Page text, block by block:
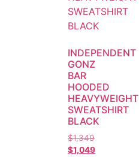
INDEPENDENT
GONZ
BAR
HOODED
HEAVYWEIGHT
SWEATSHIRT
BLACK
$1,349
$1,049